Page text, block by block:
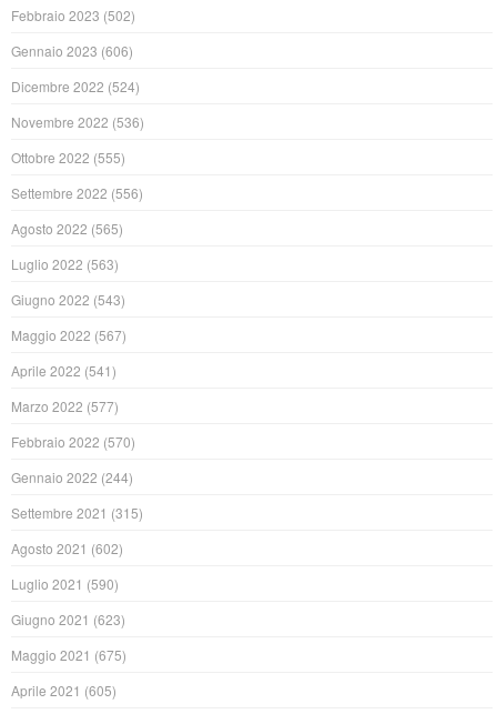
Febbraio 2023 (502)
Gennaio 2023 (606)
Dicembre 2022 (524)
Novembre 2022 (536)
Ottobre 2022 (555)
Settembre 2022 (556)
Agosto 2022 (565)
Luglio 2022 (563)
Giugno 2022 (543)
Maggio 2022 (567)
Aprile 2022 (541)
Marzo 2022 (577)
Febbraio 2022 (570)
Gennaio 2022 (244)
Settembre 2021 (315)
Agosto 2021 (602)
Luglio 2021 (590)
Giugno 2021 (623)
Maggio 2021 (675)
Aprile 2021 (605)